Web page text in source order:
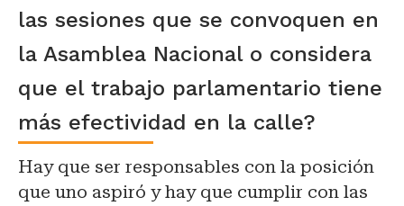
las sesiones que se convoquen en
la Asamblea Nacional o considera
que el trabajo parlamentario tiene
más efectividad en la calle?
Hay que ser responsables con la posición
que uno aspiró y hay que cumplir con las